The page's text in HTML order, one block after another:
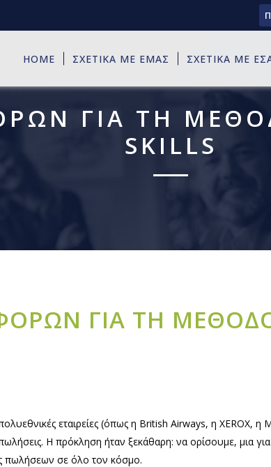
HOME ΣΧΕΤΙΚΑ ΜΕ ΕΜΑΣ ΣΧΕΤΙΚΑ ΜΕ
ΓΙΑ ΤΗ
SKILLS
ΓΙΑ ΤΗ
εταιρείες (όπως η British Airways, η XEROX,
Η πρόκληση ήταν ξεκάθαρη: να ορίσουμε, μια
πωλήσεων σε όλο τον κόσμο.